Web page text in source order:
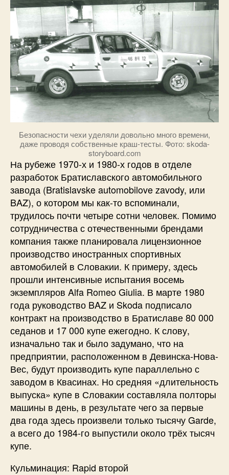
Безопасности чехи уделяли довольно много времени,
даже проводя собственные краш-тесты. Фото: skoda-
storyboard.com
На рубеже 1970-х и 1980-х годов в отделе
разработок Братиславского автомобильного
завода (Bratislavske automobilove zavody, или
BAZ), о котором мы как-то вспоминали,
трудилось почти четыре сотни человек. Помимо
сотрудничества с отечественными брендами
компания также планировала лицензионное
производство иностранных спортивных
автомобилей в Словакии. К примеру, здесь
прошли интенсивные испытания восемь
экземпляров Alfa Romeo Giulia. В марте 1980
года руководство BAZ и Skoda подписало
контракт на производство в Братиславе 80 000
седанов и 17 000 купе ежегодно. К слову,
изначально так и было задумано, что на
предприятии, расположенном в Девинска-Нова-
Вес, будут производить купе параллельно с
заводом в Квасинах. Но средняя «длительность
выпуска» купе в Словакии составляла полторы
машины в день, в результате чего за первые
два года здесь произвели только тысячу Garde,
а всего до 1984-го выпустили около трёх тысяч
купе.
Кульминация: Rapid второй